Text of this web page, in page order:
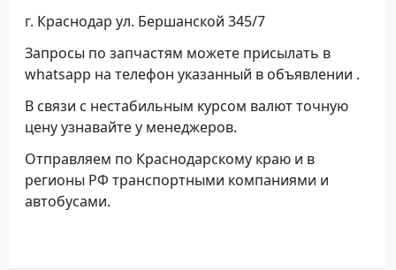
г. Краснодар ул. Бершанской 345/7
Запросы по запчастям можете присылать в
whatsapp на телефон указанный в объявлении .
В связи с нестабильным курсом валют точную
цену узнавайте у менеджеров.
Отправляем по Краснодарскому краю и в
регионы РФ транспортными компаниями и
автобусами.